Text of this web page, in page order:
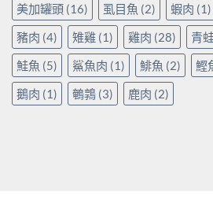
美加罐頭 (16) 虱目魚 (2) 蝦肉 (1)
豬肉 (4) 雉雞 (1) 雞肉 (28) 青
鮭魚 (5) 鯊魚肉 (1) 鯡魚 (2) 鰹
鵝肉 (1) 鵪鶉 (3) 鹿肉 (2)